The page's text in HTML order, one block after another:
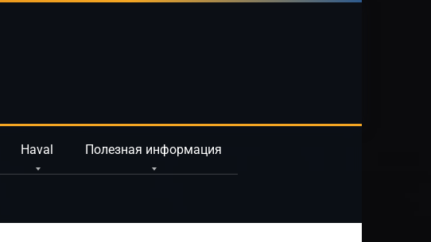
Haval Полезная информация